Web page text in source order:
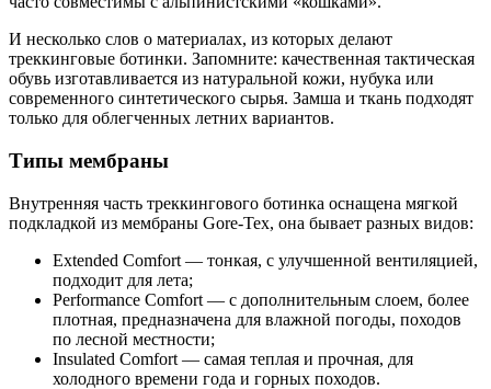
И несколько слов о материалах, из которых делают
треккинговые ботинки. Запомните: качественная тактическая
обувь изготавливается из натуральной кожи, нубука или
современного синтетического сырья. Замша и ткань подходят
только для облегченных летних вариантов.
Типы мембраны
Внутренняя часть треккингового ботинка оснащена мягкой
подкладкой из мембраны Gore‐Tex, она бывает разных видов:
Extended Comfort — тонкая, с улучшенной вентиляцией,
подходит для лета;
Performance Comfort — с дополнительным слоем, более
плотная, предназначена для влажной погоды, походов
по лесной местности;
Insulated Comfort — самая теплая и прочная, для
холодного времени года и горных походов.